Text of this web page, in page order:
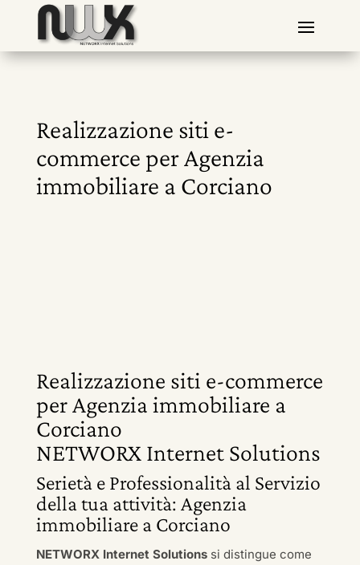
Realizzazione siti e-
commerce per Agenzia
immobiliare a Corciano
Realizzazione siti e-commerce
per Agenzia immobiliare a
Corciano
NETWORX Internet Solutions
Serietà e Professionalità al Servizio
della tua attività: Agenzia
immobiliare a Corciano
NETWORX Internet Solutionssi distingue come